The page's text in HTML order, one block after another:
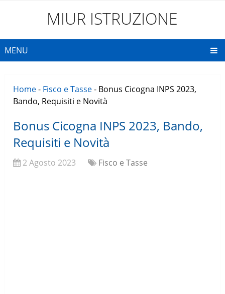
MIUR ISTRUZIONE
MENU
Home- Fisco e Tasse- Bonus Cicogna INPS 2023,
Bando, Requisiti e Novità
Bonus Cicogna INPS 2023, Bando,
Requisiti e Novità
2 Agosto 2023 Fisco e Tasse